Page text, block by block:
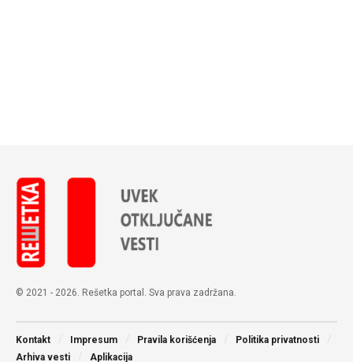
© 2021 - 2026. Rešetka portal. Sva prava zadržana.
Kontakt Impresum Pravila korišćenja
Politika privatnosti
Arhiva vesti
Aplikacija